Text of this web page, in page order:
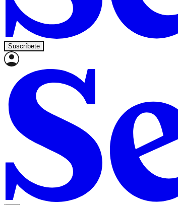
Suscríbete